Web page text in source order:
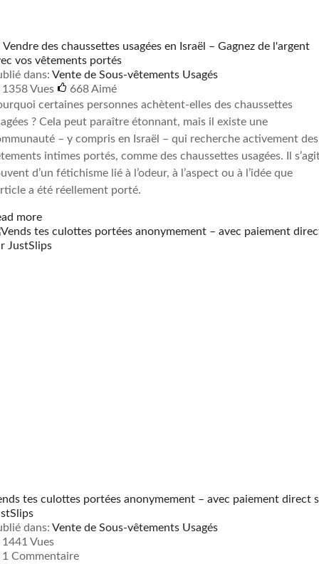
Vendre des chaussettes usagées en Israël – Gagnez de l'argent
vos vêtements portés
dans: Vente de Sous-vêtements Usagés
1358 Vues
668Aimé
certaines personnes achètent-elles des chaussettes
? Cela peut paraître étonnant, mais il existe une
– y compris en Israël – qui recherche activement des
intimes portés, comme des chaussettes usagées. Il
d’un fétichisme lié à l’odeur, à l’aspect ou à l’idée que
a été réellement porté.
more
tes culottes portées anonymement – avec paiement direct
dans: Vente de Sous-vêtements Usagés
1441 Vues
1 Commentaire